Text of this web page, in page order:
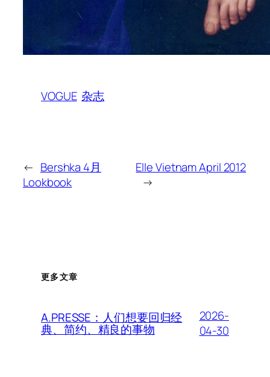
VOGUE 杂志
← Bershka 4月
Lookbook
Elle Vietnam April 2012
→
更多文章
A.PRESSE：人们想要回归经
典、简约、精良的事物
2026-
04-30